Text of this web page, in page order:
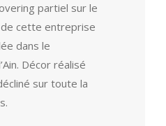
partiel sur le
de cette entreprise
dans le
Décor réalisé
sur toute la